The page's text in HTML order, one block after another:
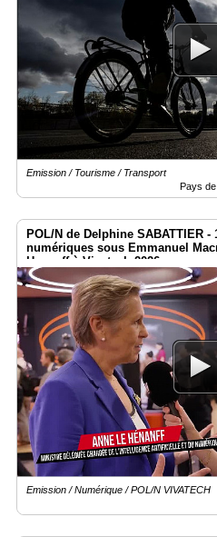
Emission / Tourisme / Transport
Pays
POL/N de Delphine SABATTIER
numériques sous Emmanuel
Henanff à Vivatech 2026
Emission / Numérique / POL/N VIVATECH